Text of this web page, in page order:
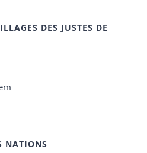
DES JUSTES DE
NATIONS